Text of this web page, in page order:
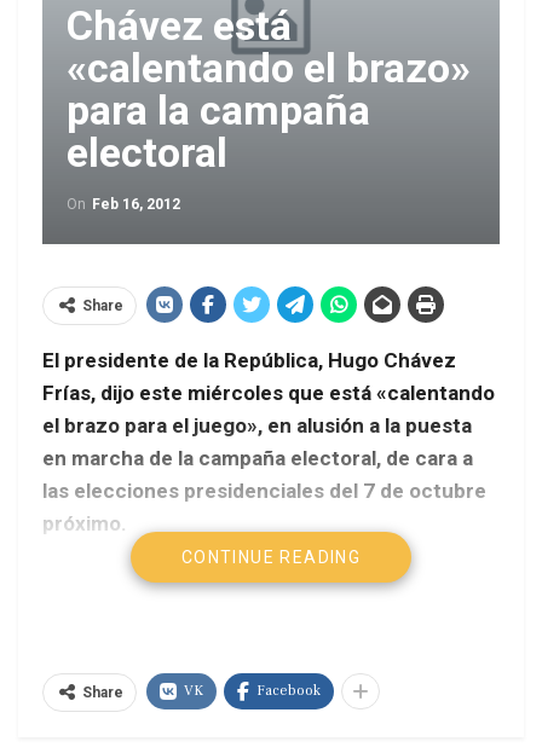
Chávez está
«calentando el brazo»
para la campaña
electoral
On Feb 16, 2012
Share
El presidente de la República, Hugo Chávez
Frías, dijo este miércoles que está «calentando
el brazo para el juego», en alusión a la puesta
en marcha de la campaña electoral, de cara a
las elecciones presidenciales del 7 de octubre
próximo.
para el juego, que va a terminar en nocaut»,
CONTINUE READING
Share VK Facebook